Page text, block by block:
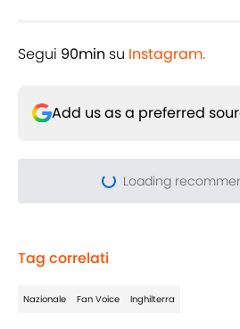
Segui 90min su Instagram.
Add us as a preferred
Loading
Tag correlati
Nazionale Fan Voice Inghilterra